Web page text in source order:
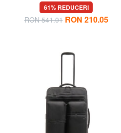
61% REDUCERI
RON 541.01 RON 210.05